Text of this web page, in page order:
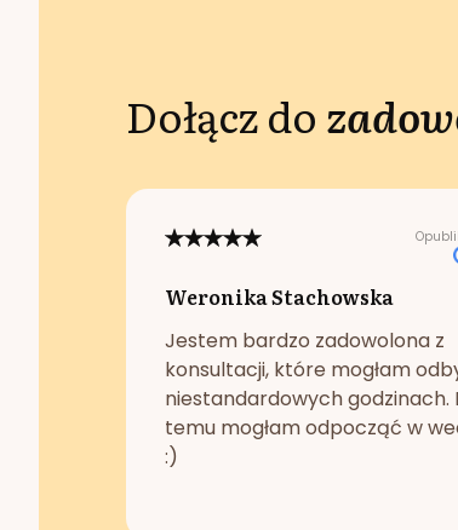
Dołącz do
Weronika Stachowska
Jestem bardzo zadowolona z
konsultacji, które mogłam
niestandardowych godzinach.
temu mogłam odpocząć w
:)